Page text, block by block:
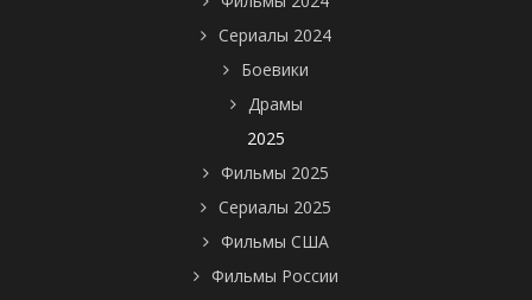
Сериалы 2024
Боевики
Драмы
2025
Фильмы 2025
Сериалы 2025
Фильмы США
Фильмы России